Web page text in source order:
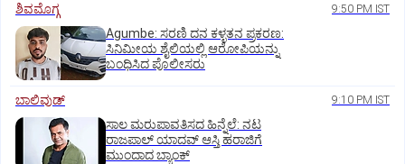
ಶಿವಮೊಗ್ಗ 9:50 PM IST
Agumbe: ಸರಣಿ ದನ ಕಳ್ಳತನ ಪ್ರಕರಣ:
ಸಿನಿಮೀಯ ಶೈಲಿಯಲ್ಲಿ ಆರೋಪಿಯನ್ನು
ಬಂಧಿಸಿದ ಪೊಲೀಸರು
ಬಾಲಿವುಡ್‌ 9:10 PM IST
ಸಾಲ ಮರುಪಾವತಿಸದ ಹಿನ್ನೆಲೆ: ನಟ
ರಾಜಪಾಲ್ ಯಾದವ್‌ ಆಸ್ತಿ ಹರಾಜಿಗೆ
ಮುಂದಾದ ಬ್ಯಾಂಕ್